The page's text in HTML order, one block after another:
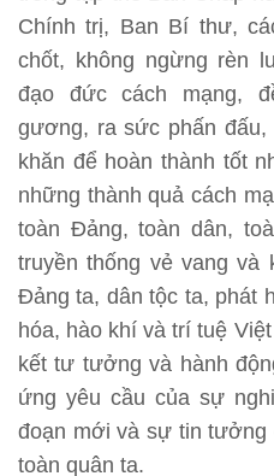
Chính trị, Ban Bí thư,
chốt, không ngừng rèn
đạo đức cách mạng,
gương, ra sức phấn
khăn để hoàn thành tốt
những thành quả cách
toàn Đảng, toàn dân,
truyền thống vẻ vang và
Đảng ta, dân tộc ta, phát
hóa, hào khí và trí tuệ
kết tư tưởng và hành
ứng yêu cầu của sự
đoạn mới và sự tin tưởng
toàn quân ta.